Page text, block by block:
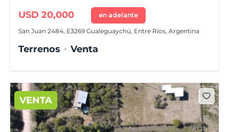
Instituto Agrotécnico
USD 20,000 en adelante
San Juan 2484, E3269 Gualeguaychú, Entre Ríos, Argentina
Terrenos Venta
VENTA